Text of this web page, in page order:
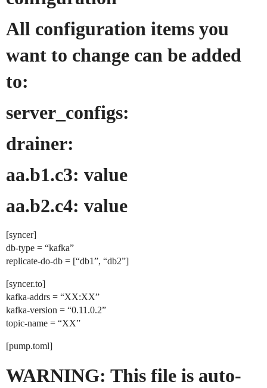
All configuration items you
want to change can be added
to:
server_configs:
drainer:
aa.b1.c3: value
aa.b2.c4: value
[syncer]
db-type = “kafka”
replicate-do-db = [“db1”, “db2”]
[syncer.to]
kafka-addrs = “XX:XX”
kafka-version = “0.11.0.2”
topic-name = “XX”
[pump.toml]
WARNING: This file is auto-